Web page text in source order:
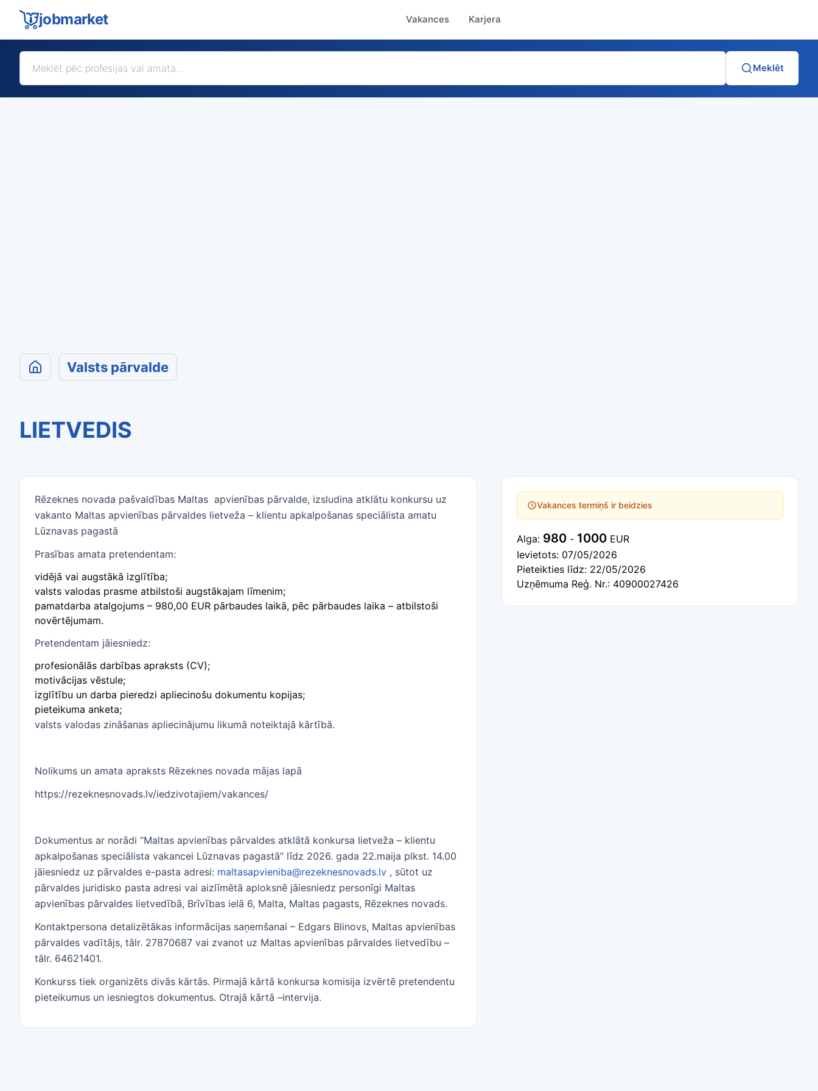
jobmarket Vakances Karjera
Meklēt
Valsts pārvalde
LIETVEDIS
Rēzeknes novada pašvaldības Maltas apvienības pārvalde, izsludina atklātu konkursu uz
vakanto Maltas apvienības pārvaldes lietveža – klientu apkalpošanas speciālista amatu
Lūznavas pagastā
Prasības amata pretendentam:
vidējā vai augstākā izglītība;
valsts valodas prasme atbilstoši augstākajam līmenim;
pamatdarba atalgojums – 980,00 EUR pārbaudes laikā, pēc pārbaudes laika – atbilstoši
novērtējumam.
Pretendentam jāiesniedz:
profesionālās darbības apraksts (CV);
motivācijas vēstule;
izglītību un darba pieredzi apliecinošu dokumentu kopijas;
pieteikuma anketa;
valsts valodas zināšanas apliecinājumu likumā noteiktajā kārtībā.
Nolikums un amata apraksts Rēzeknes novada mājas lapā
https://rezeknesnovads.lv/iedzivotajiem/vakances/
Dokumentus ar norādi “Maltas apvienības pārvaldes atklātā konkursa lietveža – klientu
apkalpošanas speciālista vakancei Lūznavas pagastā” līdz 2026. gada 22.maija plkst. 14.00
jāiesniedz uz pārvaldes e-pasta adresi: maltasapvieniba@rezeknesnovads.lv , sūtot uz
pārvaldes juridisko pasta adresi vai aizlīmētā aploksnē jāiesniedz personīgi Maltas
apvienības pārvaldes lietvedībā, Brīvības ielā 6, Malta, Maltas pagasts, Rēzeknes novads.
Kontaktpersona detalizētākas informācijas saņemšanai – Edgars Blinovs, Maltas apvienības
pārvaldes vadītājs, tālr. 27870687 vai zvanot uz Maltas apvienības pārvaldes lietvedību –
tālr. 64621401.
Konkurss tiek organizēts divās kārtās. Pirmajā kārtā konkursa komisija izvērtē pretendentu
pieteikumus un iesniegtos dokumentus. Otrajā kārtā –intervija.
Vakances termiņš ir beidzies
Alga: 980 - 1000 EUR
Ievietots: 07/05/2026
Pieteikties līdz: 22/05/2026
Uzņēmuma Reģ. Nr.: 40900027426